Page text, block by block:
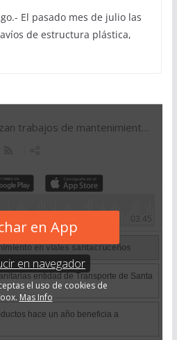
El pasado mes de julio las
de estructura plástica,